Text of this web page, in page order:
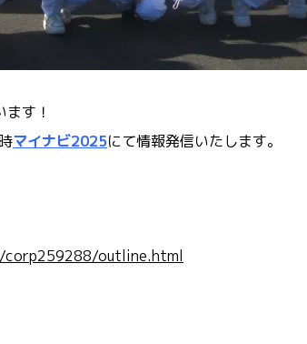
す！
マイナビ2025にて情報発信いたします。
outline.html